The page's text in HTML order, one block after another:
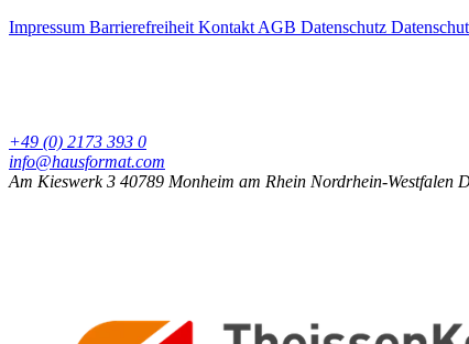
Impressum Barrierefreiheit Kontakt AGB Datenschutz
+49 (0) 2173 393 0
info@hausformat.com
Am Kieswerk 3 40789 Monheim am Rhein Nordrhein-Westfalen